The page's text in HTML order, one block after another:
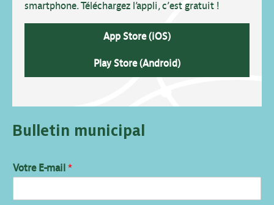
smartphone. Téléchargez l’appli, c’est gratuit !
App Store (iOS)
Play Store (Android)
Bulletin municipal
Votre E-mail *